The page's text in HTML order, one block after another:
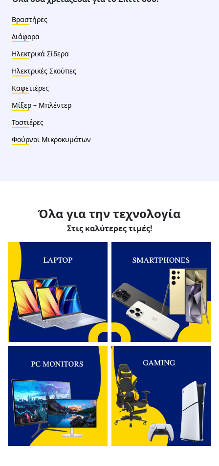
Βραστήρες
Διάφορα
Ηλεκτρικά Σίδερα
Ηλεκτρικές Σκούπες
Καφετιέρες
Μίξερ – Μπλέντερ
Τοστιέρες
Φούρνοι Μικροκυμάτων
Όλα για την τεχνολογία
Στις καλύτερες τιμές!